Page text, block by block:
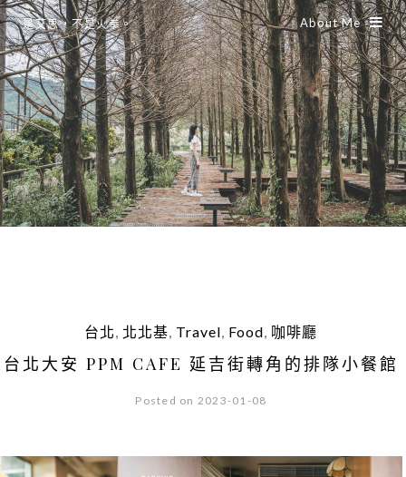
是艾思，不是火拳。 About Me
台北, 北北基, Travel, Food, 咖啡廳
台北大安 PPM CAFE 延吉街轉角的排隊小餐館
Posted on 2023-01-08